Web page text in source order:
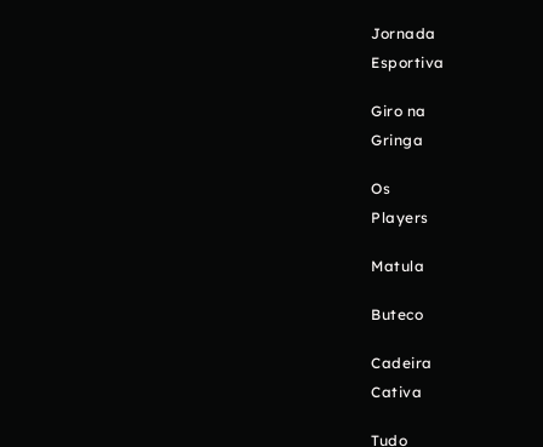
Jornada
Esportiva
Giro na
Gringa
Os
Players
Matula
Buteco
Cadeira
Cativa
Tudo